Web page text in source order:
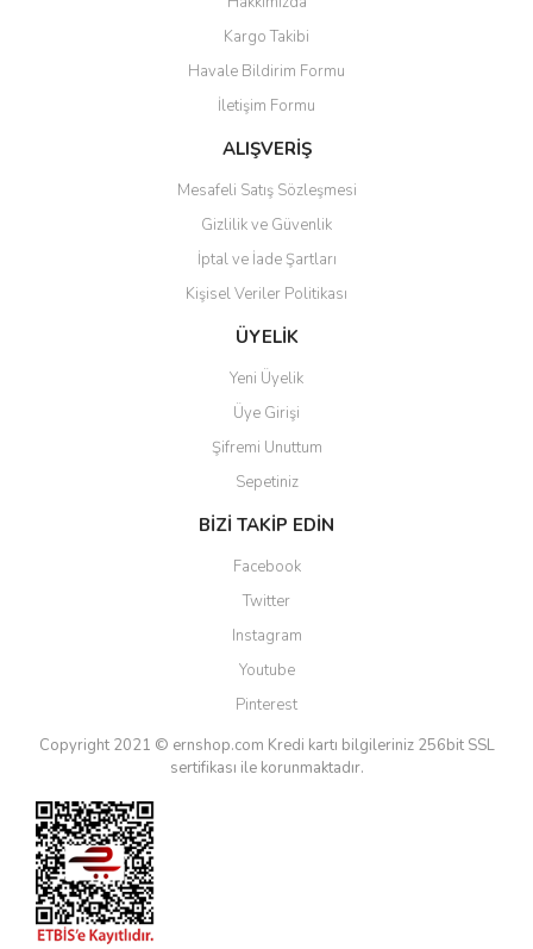
Ürün resmi kalitesiz, bozuk veya görüntülenemiyor.
Ürün açıklamasında eksik bilgiler bulunuyor.
Ürün bilgilerinde hatalar bulunuyor.
Ürün fiyatı diğer sitelerden daha pahalı.
Bu ürüne benzer farklı alternatifler olmalı.
Gönder
Kargo Takibi
Havale Bildirim Formu
İletişim Formu
ALIŞVERİŞ
Mesafeli Satış Sözleşmesi
Gizlilik ve Güvenlik
İptal ve İade Şartları
Kişisel Veriler Politikası
ÜYELİK
Yeni Üyelik
Üye Girişi
Şifremi Unuttum
Sepetiniz
BİZİ TAKİP EDİN
Facebook
Twitter
Instagram
Youtube
Pinterest
Copyright 2021 © ernshop.com Kredi kartı bilgileriniz 256bit SSL
sertifikası ile korunmaktadır.